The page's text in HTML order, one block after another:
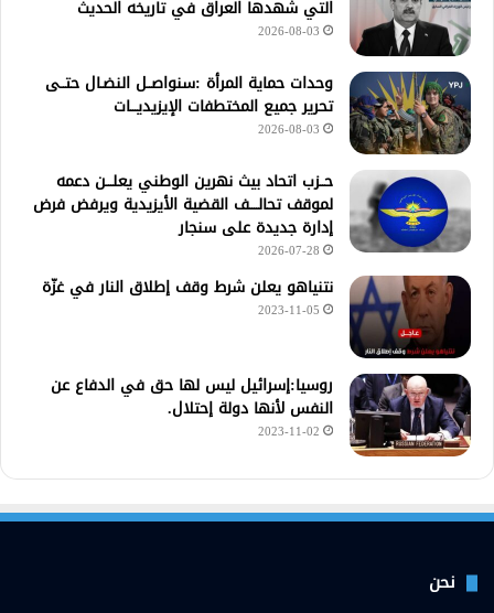
التي شهدها العراق في تاريخه الحديث
2026-08-03
وحدات حماية المرأة :سنواصــل النضـال حتــى
تحرير جميع المختطفات الإيزيديـــات
2026-08-03
حــزب اتحاد بيث نهرين الوطني يعلـــن دعمه
لموقف تحالــــف القضية الأيزيدية ويرفض فرض
إدارة جديدة على سنجار
2026-07-28
نتنياهو يعلن شرط وقف إطلاق النار في غزّة
2023-11-05
روسيا:إسرائيل ليس لها حق في الدفاع عن
النفس لأنها دولة إحتلال.
2023-11-02
نحن